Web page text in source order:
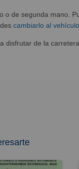
o de segunda mano.
cambiarlo al
disfrutar de la